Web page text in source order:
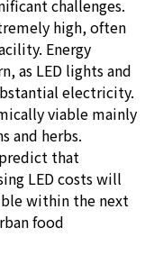
challenges.
high, often
Energy
as LED lights and
electricity.
viable mainly
and herbs.
that
LED costs will
within the next
food